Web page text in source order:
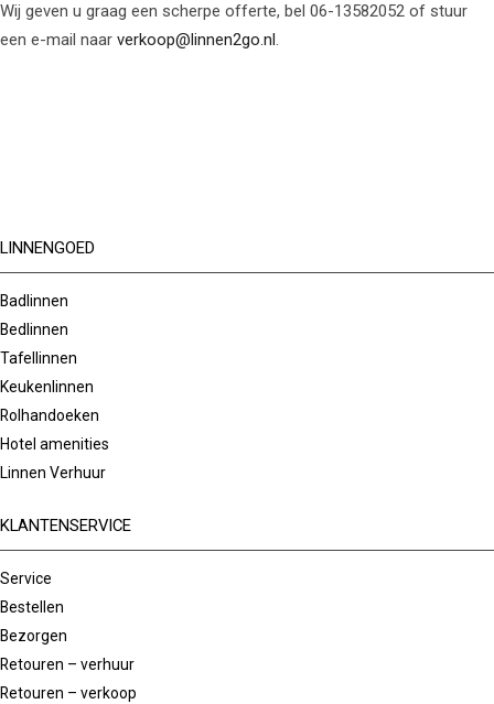
Wij geven u graag een scherpe offerte, bel 06-13582052 of stuur
een e-mail naar verkoop@linnen2go.nl.
LINNENGOED
Badlinnen
Bedlinnen
Tafellinnen
Keukenlinnen
Rolhandoeken
Hotel amenities
Linnen Verhuur
KLANTENSERVICE
Service
Bestellen
Bezorgen
Retouren – verhuur
Retouren – verkoop